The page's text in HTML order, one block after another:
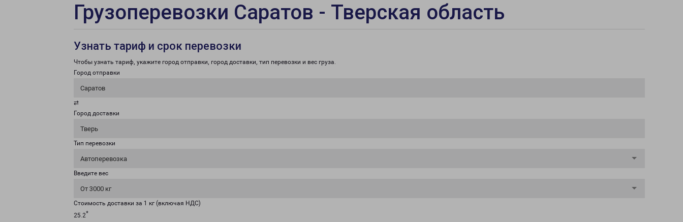
Грузоперевозки Саратов - Тверская область
Узнать тариф и срок перевозки
Чтобы узнать тариф, укажите город отправки, город доставки, тип перевозки и вес груза.
Город отправки
Саратов
⇄
Город доставки
Тверь
Тип перевозки
Автоперевозка
Введите вес
От 3000 кг
Стоимость доставки за 1 кг (включая НДС)
25.2*